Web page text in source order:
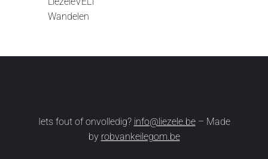
Wandelen
Iets fout of onvolledig? info@liezele.be– Made
by robvankeilegom.be